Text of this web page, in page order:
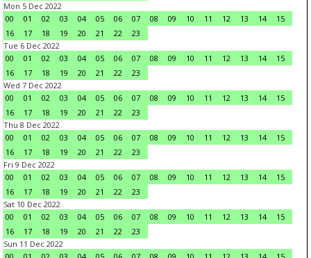
Mon 5 Dec 2022
00
01 02 03 04 05 06 07 08 09 10 11 12 13 14
15
16
17 18 19 20 21 22
23
Tue 6 Dec 2022
00
01 02 03 04 05 06 07 08 09 10 11 12 13 14
15
16
17 18 19 20 21 22
23
Wed 7 Dec 2022
00
01 02 03 04 05 06 07 08 09 10 11 12 13 14
15
16
17 18 19 20 21 22
23
Thu 8 Dec 2022
00
01 02 03 04 05 06 07 08 09 10 11 12 13 14
15
16
17 18 19 20 21 22
23
Fri 9 Dec 2022
00
01 02 03 04 05 06 07 08 09 10 11 12 13 14
15
16
17 18 19 20 21 22
23
Sat 10 Dec 2022
00
01 02 03 04 05 06 07 08 09 10 11 12 13 14
15
16
17 18 19 20 21 22
23
Sun 11 Dec 2022